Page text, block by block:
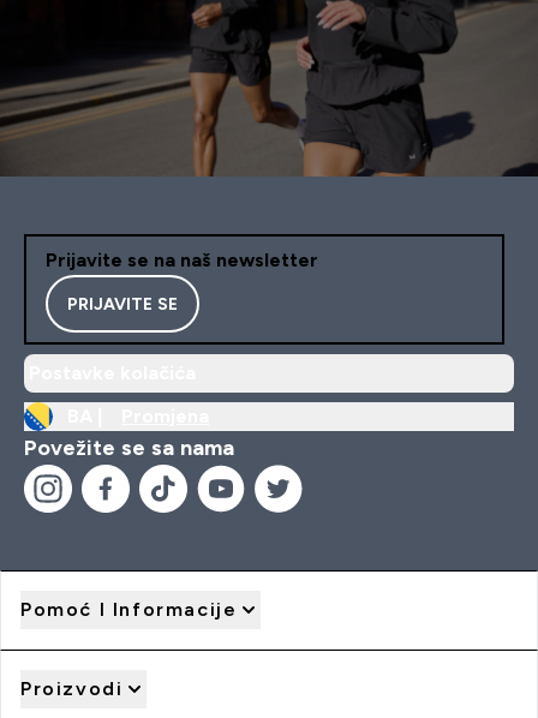
Prijavite se na naš newsletter
PRIJAVITE SE
Povežite se sa nama
Pomoć I Informacije
Proizvodi